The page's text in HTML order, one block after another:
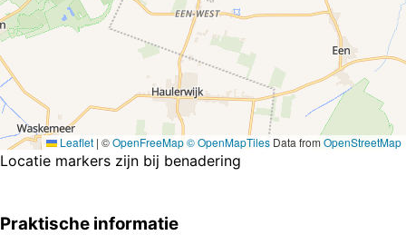
Leaflet | ©OpenFreeMap© OpenMapTiles Data from OpenStreetMap
Locatie markers zijn bij benadering
Praktische informatie